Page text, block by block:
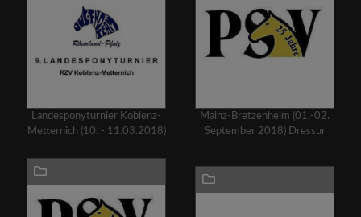
Landesponyturnier Koblenz-
Metternich (10. - 11.03.2018)
Mainz-Bretzenheim (01.-02.
September 2018) Dressur